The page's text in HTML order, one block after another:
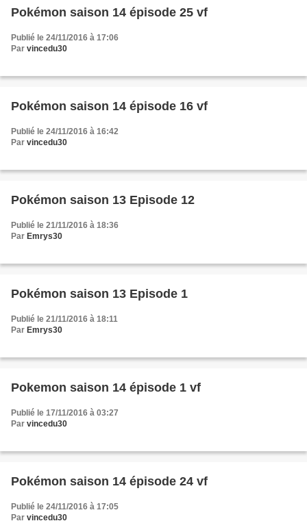
Pokémon saison 14 épisode 25 vf
Publié le 24/11/2016 à 17:06
Par vincedu30
Pokémon saison 14 épisode 16 vf
Publié le 24/11/2016 à 16:42
Par vincedu30
Pokémon saison 13 Episode 12
Publié le 21/11/2016 à 18:36
Par Emrys30
Pokémon saison 13 Episode 1
Publié le 21/11/2016 à 18:11
Par Emrys30
Pokemon saison 14 épisode 1 vf
Publié le 17/11/2016 à 03:27
Par vincedu30
Pokémon saison 14 épisode 24 vf
Publié le 24/11/2016 à 17:05
Par vincedu30